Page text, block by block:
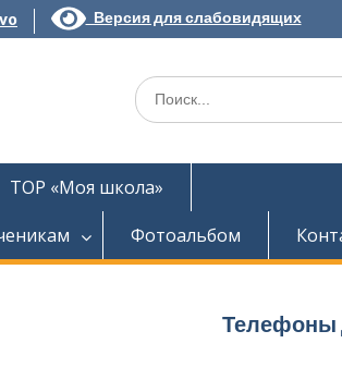
Версия для слабовидящих
Search
for:
ТОР «Моя школа»
Фотоальбом
Телефоны